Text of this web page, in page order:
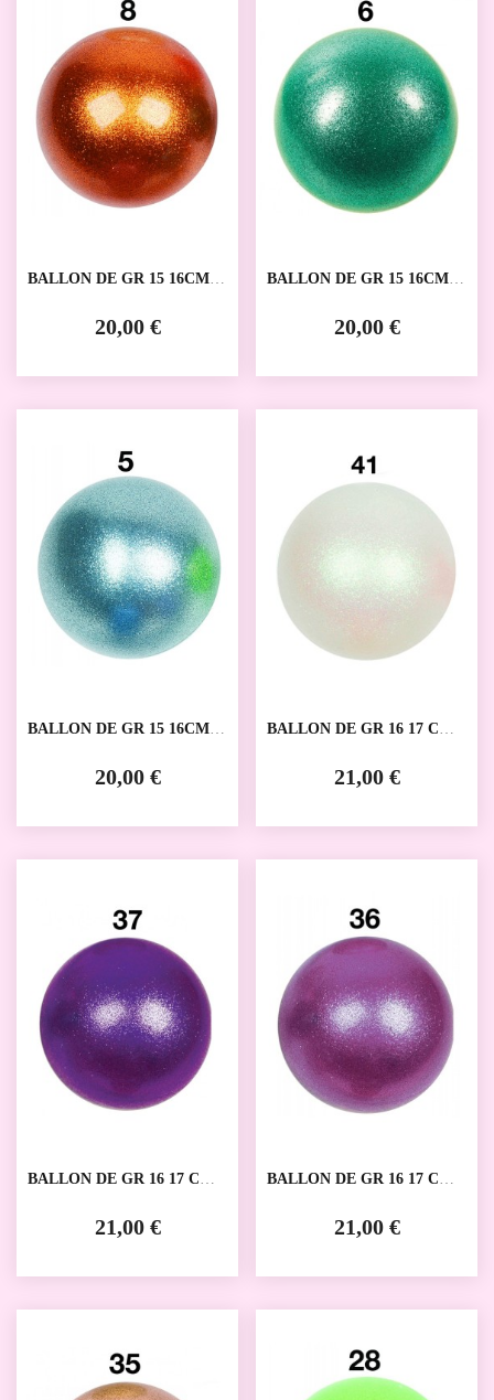
BALLON DE GR 15 16CM
20,00 €
BALLON DE GR 15 16CM
20,00 €
BALLON DE GR 15 16CM
20,00 €
BALLON DE GR 16 17 CM
21,00 €
BALLON DE GR 16 17 CM
21,00 €
BALLON DE GR 16 17 CM
21,00 €